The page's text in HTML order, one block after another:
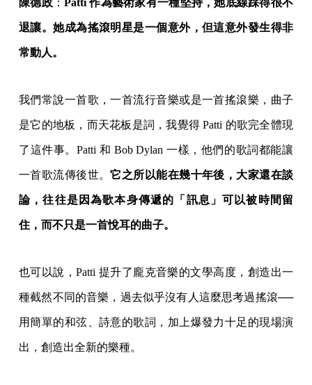
陳德政：Patti 作為藝術家有一種堅持，她底線踩得很不
退讓。她成為搖滾明星是一個意外，但這意外發生得非
常動人。
我們常說一首歌，一首流行音樂或是一首搖滾樂，曲子
是它的地板，而天花板是詞，我覺得 Patti 的歌完全體現
了這件事。Patti 和 Bob Dylan 一樣，他們的歌詞都能讓
一首歌流傳後世。它之所以能在幾十年後，大家還在談
論，往往是因為歌本身傳遞的「訊息」可以被時間留
住，而不只是一首悅耳的曲子。
也可以說，Patti 提升了龐克音樂的文學高度，創造出一
種截然不同的音樂，過去似乎沒有人這麼思考過搖滾──
用簡單的和弦、詩意的歌詞，加上爆發力十足的現場演
出，創造出全新的樂種。